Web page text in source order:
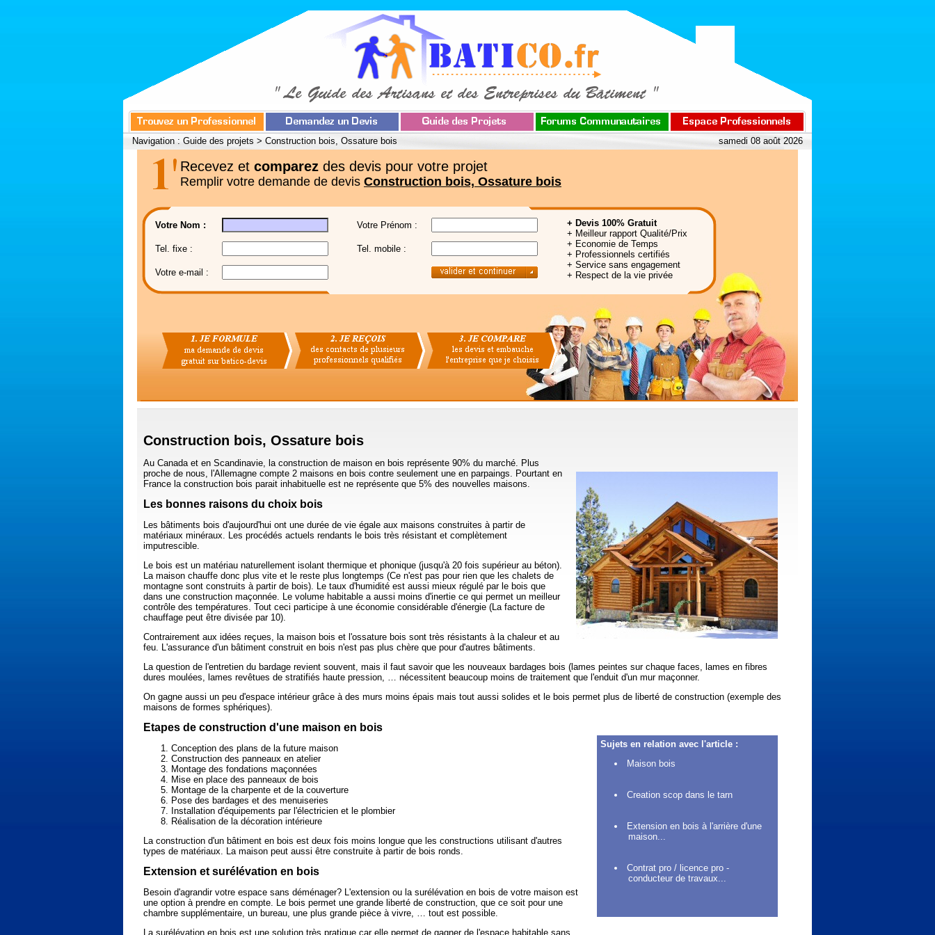
Navigation : Guide des projets > Construction bois, Ossature bois samedi 08 août 2026
Recevez et comparez des devis pour votre projet
Remplir votre demande de devis Construction bois, Ossature bois
Votre Nom : Votre Prénom :
+ Devis 100% Gratuit
+ Meilleur rapport Qualité/Prix
+ Economie de Temps
+ Professionnels certifiés
+ Service sans engagement
+ Respect de la vie privée
Tel. fixe : Tel. mobile :
Votre e-mail :
Construction bois, Ossature bois
Au Canada et en Scandinavie, la construction de maison en bois représente 90% du marché. Plus
proche de nous, l'Allemagne compte 2 maisons en bois contre seulement une en parpaings. Pourtant en
France la construction bois parait inhabituelle est ne représente que 5% des nouvelles maisons.
Les bonnes raisons du choix bois
Les bâtiments bois d'aujourd'hui ont une durée de vie égale aux maisons construites à partir de
matériaux minéraux. Les procédés actuels rendants le bois très résistant et complètement
imputrescible.
Le bois est un matériau naturellement isolant thermique et phonique (jusqu'à 20 fois supérieur au béton).
La maison chauffe donc plus vite et le reste plus longtemps (Ce n'est pas pour rien que les chalets de
montagne sont construits à partir de bois). Le taux d'humidité est aussi mieux régulé par le bois que
dans une construction maçonnée. Le volume habitable a aussi moins d'inertie ce qui permet un meilleur
contrôle des températures. Tout ceci participe à une économie considérable d'énergie (La facture de
chauffage peut être divisée par 10).
Contrairement aux idées reçues, la maison bois et l'ossature bois sont très résistants à la chaleur et au
feu. L'assurance d'un bâtiment construit en bois n'est pas plus chère que pour d'autres bâtiments.
La question de l'entretien du bardage revient souvent, mais il faut savoir que les nouveaux bardages bois (lames peintes sur chaque faces, lames en fibres
dures moulées, lames revêtues de stratifiés haute pression, … nécessitent beaucoup moins de traitement que l'enduit d'un mur maçonner.
On gagne aussi un peu d'espace intérieur grâce à des murs moins épais mais tout aussi solides et le bois permet plus de liberté de construction (exemple des
maisons de formes sphériques).
Sujets en relation avec l'article :
Maison bois
Creation scop dans le tarn
Extension en bois à l'arrière d'une
maison...
Contrat pro / licence pro -
conducteur de travaux...
Etapes de construction d'une maison en bois
Conception des plans de la future maison
Construction des panneaux en atelier
Montage des fondations maçonnées
Mise en place des panneaux de bois
Montage de la charpente et de la couverture
Pose des bardages et des menuiseries
Installation d'équipements par l'électricien et le plombier
Réalisation de la décoration intérieure
La construction d'un bâtiment en bois est deux fois moins longue que les constructions utilisant d'autres
types de matériaux. La maison peut aussi être construite à partir de bois ronds.
Extension et surélévation en bois
Besoin d'agrandir votre espace sans déménager? L'extension ou la surélévation en bois de votre maison est
une option à prendre en compte. Le bois permet une grande liberté de construction, que ce soit pour une
chambre supplémentaire, un bureau, une plus grande pièce à vivre, … tout est possible.
La surélévation en bois est une solution très pratique car elle permet de gagner de l'espace habitable sans